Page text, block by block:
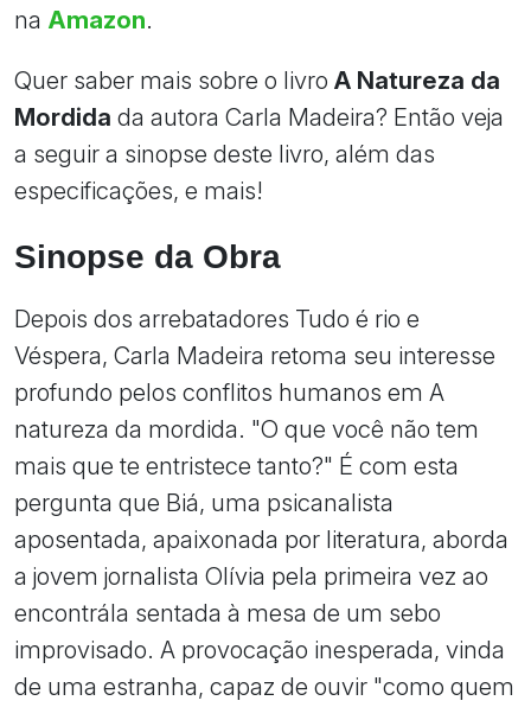
na Amazon.
Quer saber mais sobre o livro A Natureza da
Mordida da autora Carla Madeira? Então veja
a seguir a sinopse deste livro, além das
especificações, e mais!
Sinopse da Obra
Depois dos arrebatadores Tudo é rio e
Véspera, Carla Madeira retoma seu interesse
profundo pelos conflitos humanos em A
natureza da mordida. "O que você não tem
mais que te entristece tanto?" É com esta
pergunta que Biá, uma psicanalista
aposentada, apaixonada por literatura, aborda
a jovem jornalista Olívia pela primeira vez ao
encontrála sentada à mesa de um sebo
improvisado. A provocação inesperada, vinda
de uma estranha, capaz de ouvir "como quem